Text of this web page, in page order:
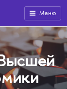
Меню